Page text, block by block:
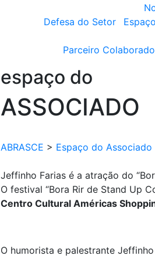
Defesa do Setor
Parceiro
espaço do
ASSOCIADO
ABRASCE > Espaço do Associado
Jeffinho Farias é a atração do
O festival “Bora Rir de Stand Up
Centro Cultural Américas
O humorista e palestrante